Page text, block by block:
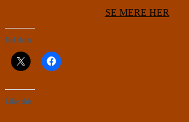
SE MERE HER
Del dette:
Like this: